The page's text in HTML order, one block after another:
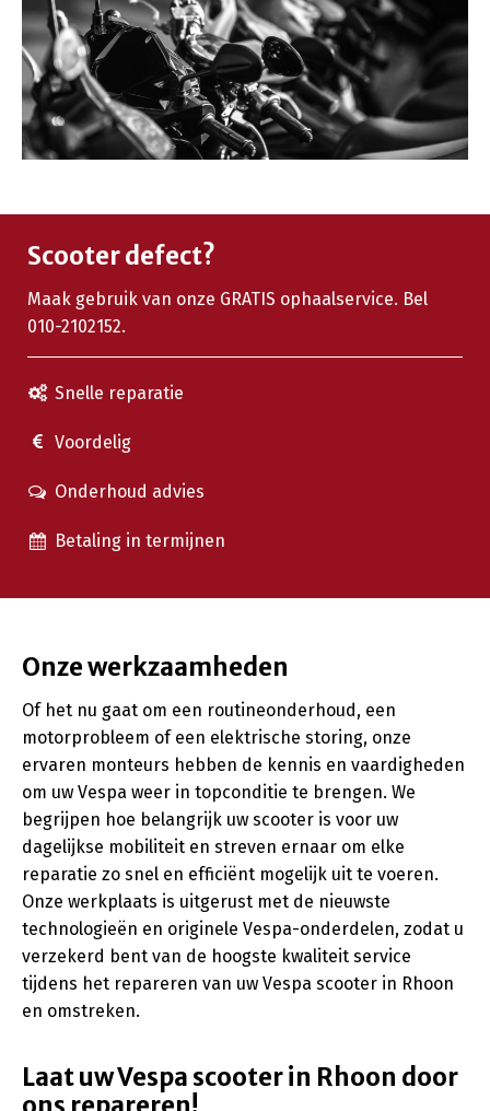
Scooter defect?
Maak gebruik van onze GRATIS ophaalservice. Bel
010-2102152.
Snelle reparatie
Voordelig
Onderhoud advies
Betaling in termijnen
Onze werkzaamheden
Of het nu gaat om een routineonderhoud, een
motorprobleem of een elektrische storing, onze
ervaren monteurs hebben de kennis en vaardigheden
om uw Vespa weer in topconditie te brengen. We
begrijpen hoe belangrijk uw scooter is voor uw
dagelijkse mobiliteit en streven ernaar om elke
reparatie zo snel en efficiënt mogelijk uit te voeren.
Onze werkplaats is uitgerust met de nieuwste
technologieën en originele Vespa-onderdelen, zodat u
verzekerd bent van de hoogste kwaliteit service
tijdens het repareren van uw Vespa scooter in Rhoon
en omstreken.
Laat uw Vespa scooter in Rhoon door